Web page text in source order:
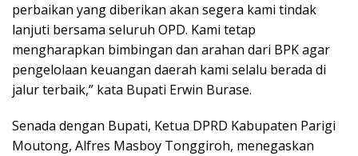
perbaikan yang diberikan akan segera kami tindak
lanjuti bersama seluruh OPD. Kami tetap
mengharapkan bimbingan dan arahan dari BPK agar
pengelolaan keuangan daerah kami selalu berada di
jalur terbaik,” kata Bupati Erwin Burase.
​Senada dengan Bupati, Ketua DPRD Kabupaten Parigi
Moutong, Alfres Masboy Tonggiroh, menegaskan